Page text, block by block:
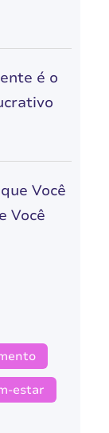
é o
Você
Você
estar